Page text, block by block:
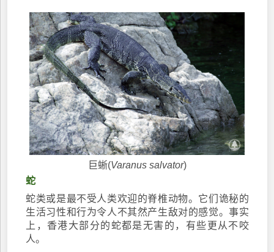
巨蜥(Varanus salvator)
蛇
蛇类或是最不受人类欢迎的脊椎动物。它们诡秘的
生活习性和行为令人不其然产生敌对的感觉。事实
上，香港大部分的蛇都是无害的，有些更从不咬
人。